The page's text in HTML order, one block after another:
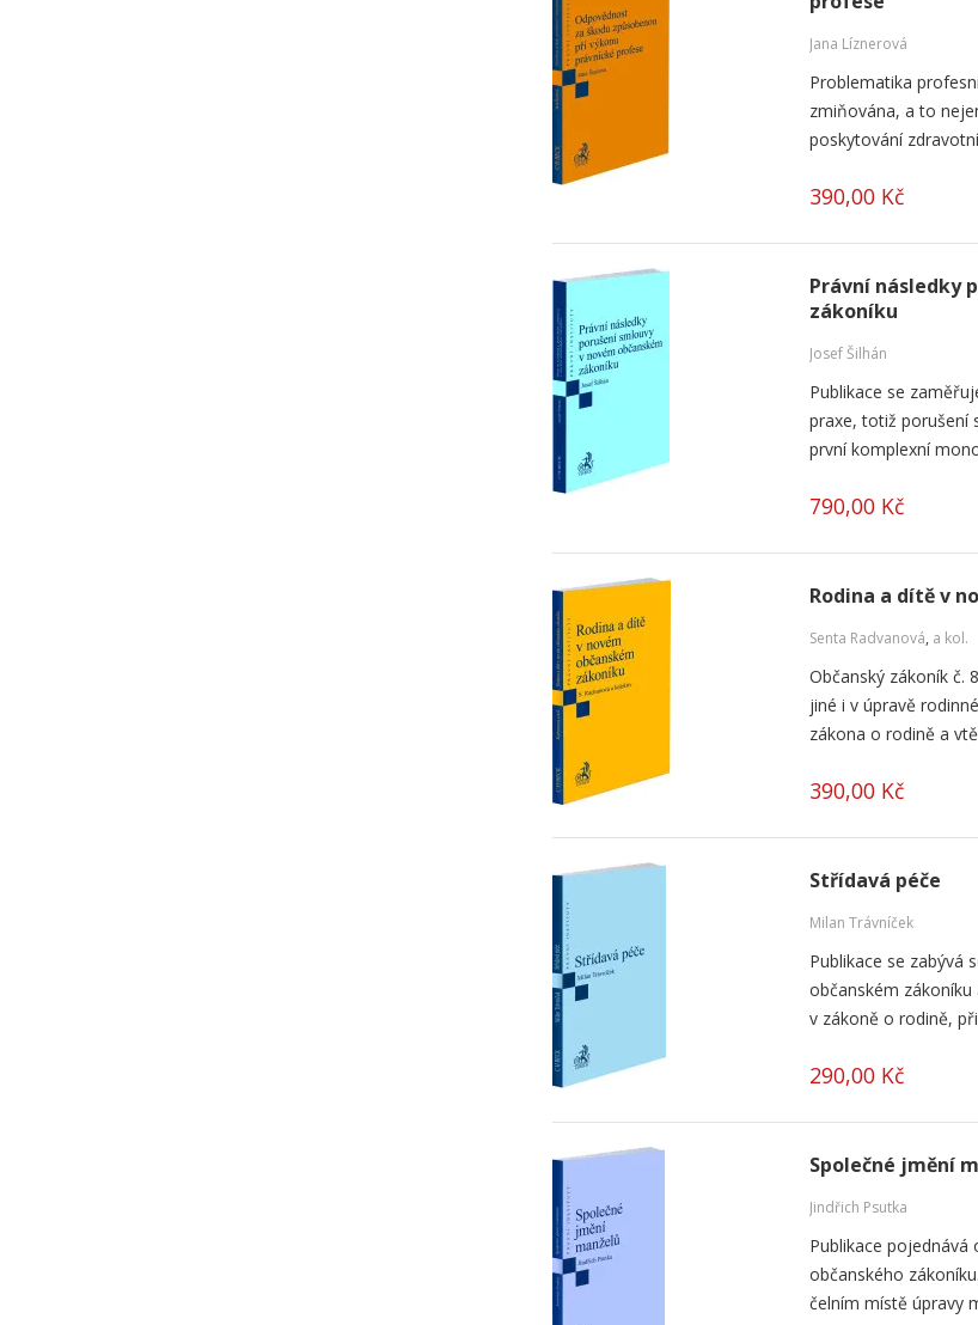
Jana Líznerová
Problematika
zmiňována, a to
poskytování
390,00 Kč
Právní následky
zákoníku
Josef Šilhán
Publikace se
praxe, totiž porušení
první komplexní
790,00 Kč
Rodina a dítě v
Senta Radvanová, a kol.
Občanský zákoník č.
jiné i v úpravě
zákona o rodině a
390,00 Kč
Střídavá péče
Milan Trávníček
Publikace se zabývá
občanském
v zákoně o rodině,
290,00 Kč
Společné jmění
Jindřich Psutka
Publikace
občanského
čelním místě úpravy